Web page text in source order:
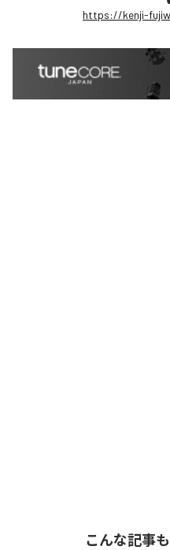
https://kenji-
こんな記事